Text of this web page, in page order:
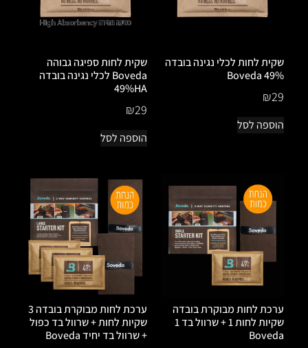
שקית לחות לכלי נגינה בובדה
49% Boveda
₪29
הוספה לסל
שקית לחות ספיגה גבוהה
Boveda לכלי נגינה בובדה
49%HA
₪29
הוספה לסל
ערכת לחות מבוקרת בובדה
שקיות לחות 1 + שרוול בד 1
Boveda
ערכת לחות מבוקרת בובדה 3
שקיות לחות + שרוול בד כפול
+ שרוול בד יחיד Boveda